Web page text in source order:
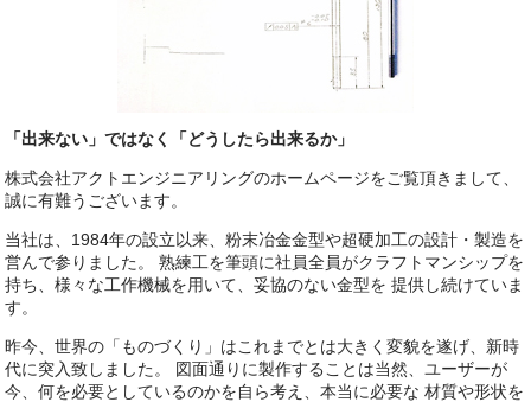
「出来ない」ではなく「どうしたら出来るか」
株式会社アクトエンジニアリングのホームページをご覧頂きまして、
誠に有難うございます。
当社は、1984年の設立以来、粉末冶金金型や超硬加工の設計・製造を
営んで参りました。 熟練工を筆頭に社員全員がクラフトマンシップを
持ち、様々な工作機械を用いて、妥協のない金型を 提供し続けていま
す。
昨今、世界の「ものづくり」はこれまでとは大きく変貌を遂げ、新時
代に突入致しました。 図面通りに製作することは当然、ユーザーが
今、何を必要としているのかを自ら考え、本当に必要な 材質や形状を